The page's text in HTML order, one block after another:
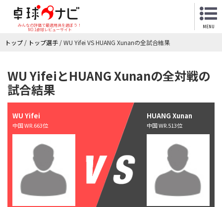
みんなの評価で最適用具を選ぼう！
NO.1卓球レビューサイト
MENU
トップ / トップ選手 /WU Yifei VS HUANG Xunanの全試合結果
WU YifeiとHUANG Xunanの全対戦の
試合結果
WU Yifei
中国 WR.663位
HUANG Xunan
中国 WR.513位